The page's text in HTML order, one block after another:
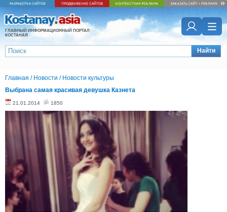
ГЛАВНЫЙ ИНФОРМАЦИОННЫЙ ПОРТАЛ
КОСТАНАЯ
Найти
Главная / Новости / Новости культуры
Выбрана самая красивая девушка Казнета
21.01.2014 1850